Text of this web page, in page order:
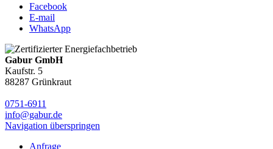
Facebook
E-mail
WhatsApp
Gabur GmbH
Kaufstr. 5
88287 Grünkraut
0751-6911
info@gabur.de
Navigation überspringen
Anfrage